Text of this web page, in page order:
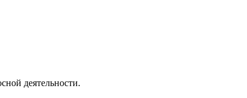
деятельности.